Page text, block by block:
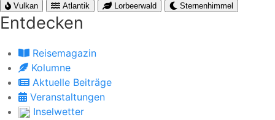
Vulkan Atlantik Lorbeerwald Sternenhimmel
Entdecken
Reisemagazin
Kolumne
Aktuelle Beiträge
Veranstaltungen
Inselwetter